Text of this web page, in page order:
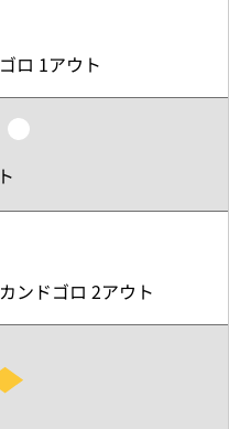
ロ 1アウト
ンドゴロ 2アウト